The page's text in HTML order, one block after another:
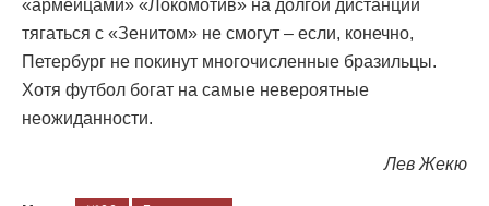
«армейцами» «Локомотив» на долгой дистанции
тягаться с «Зенитом» не смогут – если, конечно,
Петербург не покинут многочисленные бразильцы.
Хотя футбол богат на самые невероятные
неожиданности.
Лев Жекю